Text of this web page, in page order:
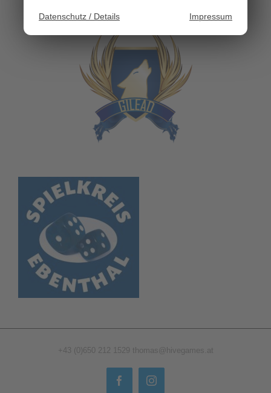
Datenschutz / Details Impressum
+43 (0)650 212 1529 thomas@hivegames.at
FacebookInstagram